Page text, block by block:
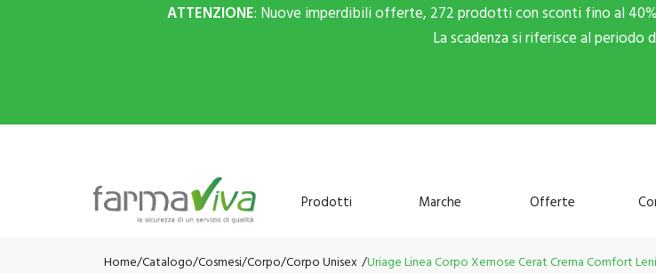
ATTENZIONE: Nuove imperdibili offerte, 272 prodotti con sconti fino al 40%
La scadenza si riferisce al periodo
Prodotti Marche Offerte
Home Catalogo/Cosmesi/Corpo/Corpo Unisex Uriage Linea Corpo Xemose Cerat Crema Comfort